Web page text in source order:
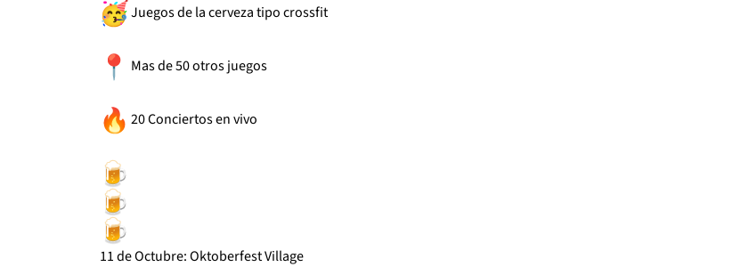
Juegos de la cerveza tipo crossfit
Mas de 50 otros juegos
20 Conciertos en vivo
11 de Octubre: Oktoberfest Village